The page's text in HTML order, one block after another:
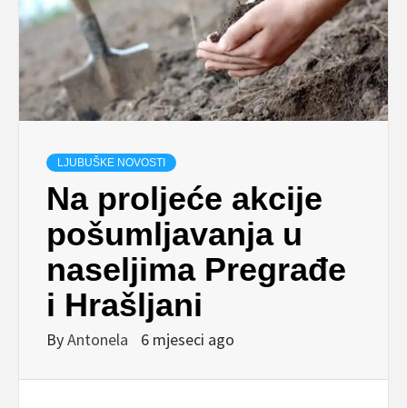
LJUBUŠKE NOVOSTI
Na proljeće akcije
pošumljavanja u
naseljima Pregrađe
i Hrašljani
ByAntonela 6 mjeseci ago